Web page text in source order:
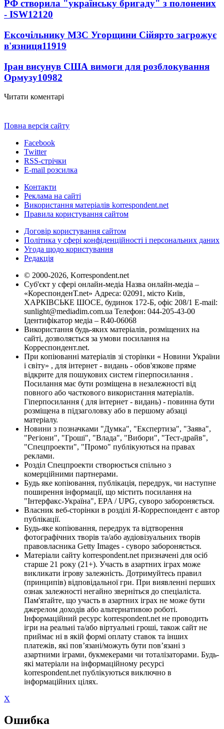
РФ створила "українську бригаду" з полонених
- ISW12120
Ексочільнику МЗС Угорщини Сійярто загрожує
в'язниця11919
Іран висунув США вимоги для розблокування
Ормузу10982
Читати коментарі
Повна версія сайту
Facebook
Twitter
RSS-стрічки
E-mail розсилка
Контакти
Реклама на сайті
Використання матеріалів korrespondent.net
Правила користування сайтом
Договір користування сайтом
Політика у сфері конфіденційності і персональних даних
Угода щодо користування
Редакція
© 2000-2026, Korrespondent.net
Суб'єкт у сфері онлайн-медіа Назва онлайн-медіа –
«КореспонденТ.net» Адреса: 02091, місто Київ,
ХАРКІВСЬКЕ ШОСЕ, будинок 172-Б, офіс 208/1 E-mail:
sunlight@mediadim.com.ua Телефон: 044-205-43-00
Ідентифікатор медіа – R40-06068
Використання будь-яких матеріалів, розміщених на
сайті, дозволяється за умови посилання на
Корреспондент.net.
При копіюванні матеріалів зі сторінки « Новини України
і світу» , для інтернет - видань - обов'язкове пряме
відкрите для пошукових систем гіперпосилання .
Посилання має бути розміщена в незалежності від
повного або часткового використання матеріалів.
Гіперпосилання ( для інтернет - видань) - повинна бути
розміщена в підзаголовку або в першому абзаці
матеріалу.
Новини з позначками "Думка", "Експертиза", "Заява",
"Регіони", "Гроші", "Влада", "Вибори", "Тест-драйв",
"Спецпроекти", "Промо" публікуються на правах
реклами.
Розділ Спецпроекти створюється спільно з
комерційними партнерами.
Будь яке копіювання, публікація, передрук, чи наступне
поширення інформації, що містить посилання на
"Інтерфакс-Україна", EPA / UPG, суворо забороняється.
Власник веб-сторінки в розділі Я-Корреспондент є автор
публікації.
Будь-яке копіювання, передрук та відтворення
фотографічних творів та/або аудіовізуальних творів
правовласника Getty Images - суворо забороняється.
Матеріали сайту korrespondent.net призначені для осіб
старше 21 року (21+). Участь в азартних іграх може
викликати ігрову залежність. Дотримуйтесь правил
(принципів) відповідальної гри. При виявленні перших
ознак залежності негайно зверніться до спеціаліста.
Пам'ятайте, що участь в азартних іграх не може бути
джерелом доходів або альтернативою роботі.
Інформаційний ресурс korrespondent.net не проводить
ігри на реальні та/або віртуальні гроші, також сайт не
приймає ні в якій формі оплату ставок та інших
платежів, які пов’язані/можуть бути пов’язані з
азартними іграми, букмекерами чи тоталізаторами. Будь-
які матеріали на інформаційному ресурсі
korrespondent.net публікуються виключно в
інформаційних цілях.
X
Ошибка